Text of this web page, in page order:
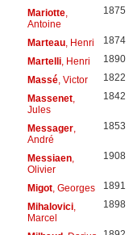
Mariotte,
Antoine
1875
Marteau, Henri 1874
Martelli, Henri 1890
Massé, Victor 1822
Massenet,
Jules
1842
Messager,
André
1853
Messiaen,
Olivier
1908
Migot, Georges 1891
Mihalovici,
Marcel
1898